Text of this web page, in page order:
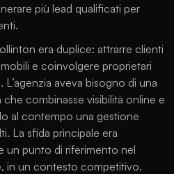
più lead qualificati per
era duplice: attrarre clienti
e coinvolgere proprietari
aveva bisogno di una
combinasse visibilità online e
al contempo una gestione
La sfida principale era
un punto di riferimento nel
in un contesto competitivo.